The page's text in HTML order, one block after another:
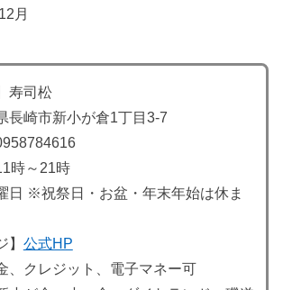
月
寿司松
長崎市新小が倉1丁目3-7
時～21時
日 ※祝祭日・お盆・年末年始は休ま
】 公式HP
、クレジット、電子マネー可